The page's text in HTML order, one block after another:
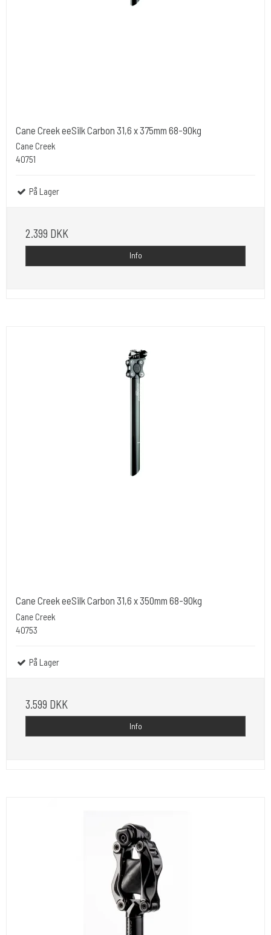
Cane Creek eeSilk Carbon 31,6 x 375mm 68-90kg
Cane Creek
40751
På Lager
2.399 DKK
Info
Cane Creek eeSilk Carbon 31,6 x 350mm 68-90kg
Cane Creek
40753
På Lager
3.599 DKK
Info